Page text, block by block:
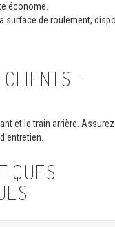
économe.
surface de roulement,
et le train arrière.